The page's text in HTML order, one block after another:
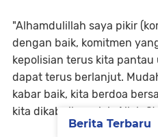
"Alhamdulillah saya pikir
dengan baik, komitmen
kepolisian terus kita
dapat terus berlanjut.
kabar baik, kita berdoa
kita dikabulkan oleh Allah
Berita Terbaru